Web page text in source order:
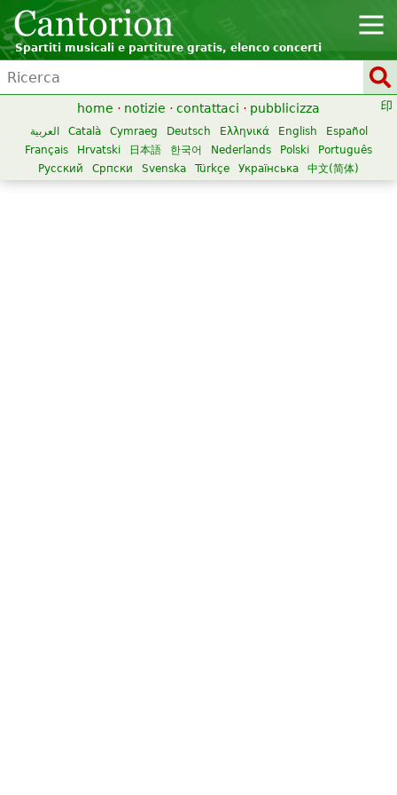
Spartiti musicali e partiture gratis, elenco concerti
home · notizie · contattaci · pubblicizza
العربية Català Cymraeg Deutsch Ελληνικά English
Español
Français
Hrvatski 日本語 한국어 Nederlands Polski
Português
Русский
Српски Svenska Türkçe Українська 中文(简体)